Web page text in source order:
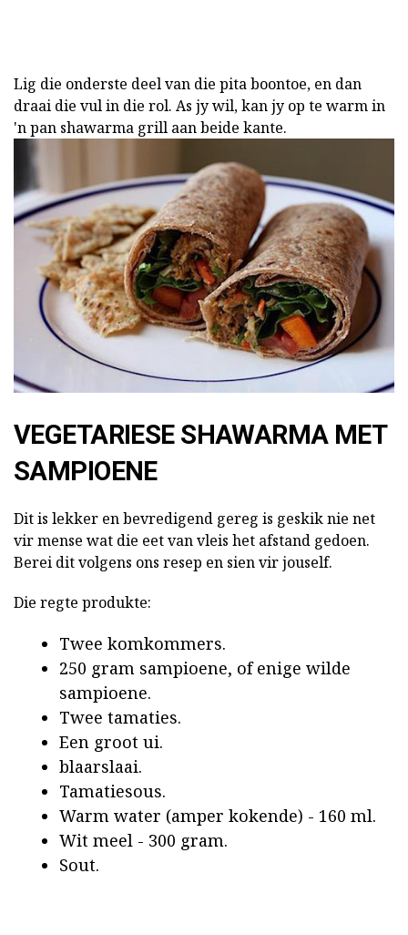
Lig die onderste deel van die pita boontoe, en dan
draai die vul in die rol. As jy wil, kan jy op te warm in
'n pan shawarma grill aan beide kante.
VEGETARIESE SHAWARMA MET
SAMPIOENE
Dit is lekker en bevredigend gereg is geskik nie net
vir mense wat die eet van vleis het afstand gedoen.
Berei dit volgens ons resep en sien vir jouself.
Die regte produkte:
Twee komkommers.
250 gram sampioene, of enige wilde
sampioene.
Twee tamaties.
Een groot ui.
blaarslaai.
Tamatiesous.
Warm water (amper kokende) - 160 ml.
Wit meel - 300 gram.
Sout.